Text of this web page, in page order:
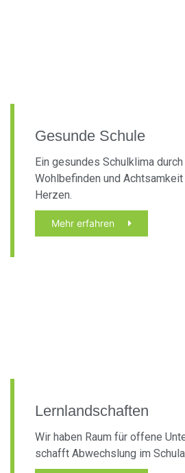
Gesunde Schule
Ein gesundes Schulklima
Wohlbefinden und
Herzen.
Mehr erfahren
Lernlandschaften
Wir haben Raum für offene
schafft Abwechslung im